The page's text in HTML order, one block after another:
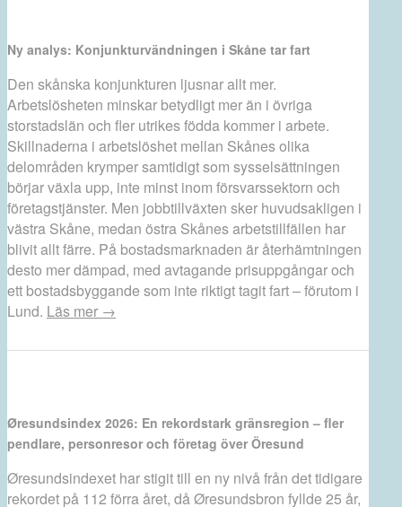
Ny analys: Konjunkturvändningen i Skåne tar fart
Den skånska konjunkturen ljusnar allt mer.
Arbetslösheten minskar betydligt mer än i övriga
storstadslän och fler utrikes födda kommer i arbete.
Skillnaderna i arbetslöshet mellan Skånes olika
delområden krymper samtidigt som sysselsättningen
börjar växla upp, inte minst inom försvarssektorn och
företagstjänster. Men jobbtillväxten sker huvudsakligen i
västra Skåne, medan östra Skånes arbetstillfällen har
blivit allt färre. På bostadsmarknaden är återhämtningen
desto mer dämpad, med avtagande prisuppgångar och
ett bostadsbyggande som inte riktigt tagit fart – förutom i
Lund. Läs mer →
Øresundsindex 2026: En rekordstark gränsregion – fler
pendlare, personresor och företag över Öresund
Øresundsindexet har stigit till en ny nivå från det tidigare
rekordet på 112 förra året, då Øresundsbron fyllde 25 år,